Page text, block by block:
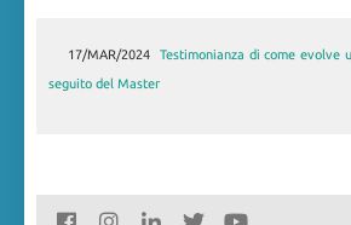
17/MAR/2024 Testimonianza di come evolve
seguito del Master
30/LUG/2019
Master in Gestione delle
2019